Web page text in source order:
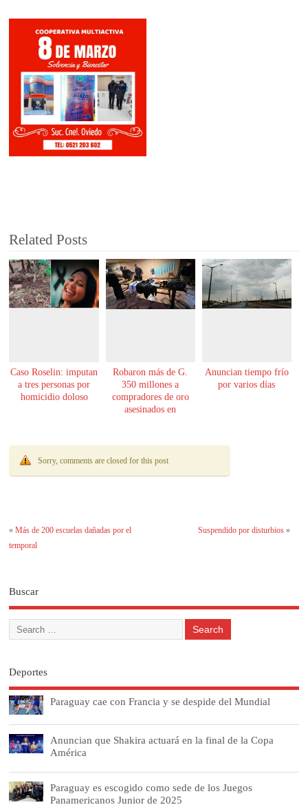
Related Posts
Caso Roselin: imputan
a tres personas por
homicidio doloso
Robaron más de G.
350 millones a
compradores de oro
asesinados en
Anuncian tiempo frío
por varios días
Sorry, comments are closed for this post
«Más de 200 escuelas dañadas por el
temporal
Suspendido por disturbios»
Buscar
Deportes
Paraguay cae con Francia y se despide del Mundial
Anuncian que Shakira actuará en la final de la Copa
América
Paraguay es escogido como sede de los Juegos
Panamericanos Junior de 2025